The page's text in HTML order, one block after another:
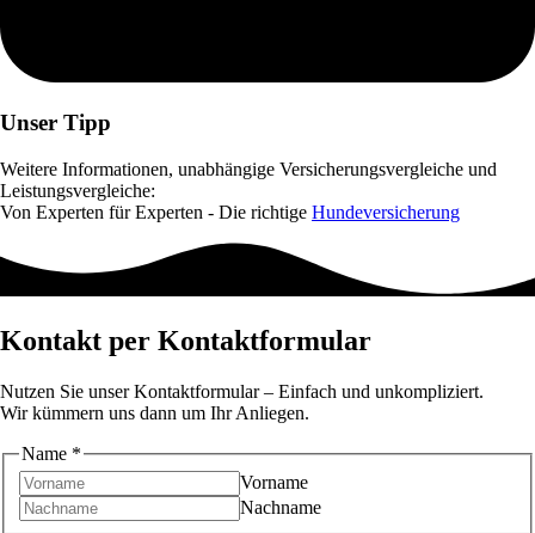
Unser Tipp
Weitere Informationen, unabhängige Versicherungsvergleiche und
Leistungsvergleiche:
Von Experten für Experten - Die richtige Hundeversicherung
Kontakt per Kontaktformular
Nutzen Sie unser Kontaktformular – Einfach und unkompliziert.
Wir kümmern uns dann um Ihr Anliegen.
Name *
Vorname
Nachname